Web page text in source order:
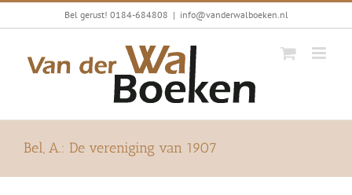
Ga
Bel gerust! 0184-684808 | info@vanderwalboeken.nl
Bel, A.: De vereniging van 1907